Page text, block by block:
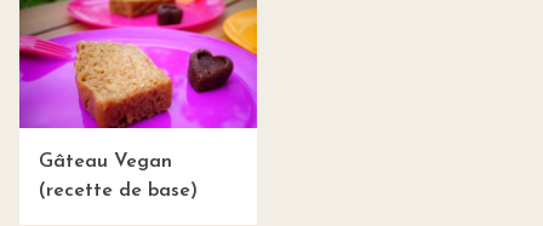
Gâteau Vegan
(recette de base)